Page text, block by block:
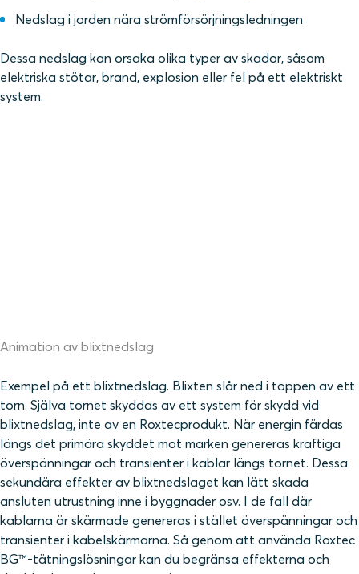
Nedslag i jorden nära strömförsörjningsledningen
Dessa nedslag kan orsaka olika typer av skador, såsom
elektriska stötar, brand, explosion eller fel på ett elektriskt
system.
Animation av blixtnedslag
Exempel på ett blixtnedslag. Blixten slår ned i toppen av ett
torn. Själva tornet skyddas av ett system för skydd vid
blixtnedslag, inte av en Roxtecprodukt. När energin färdas
längs det primära skyddet mot marken genereras kraftiga
överspänningar och transienter i kablar längs tornet. Dessa
sekundära effekter av blixtnedslaget kan lätt skada
ansluten utrustning inne i byggnader osv. I de fall där
kablarna är skärmade genereras i stället överspänningar och
transienter i kabelskärmarna. Så genom att använda Roxtec
BG™-tätningslösningar kan du begränsa effekterna och